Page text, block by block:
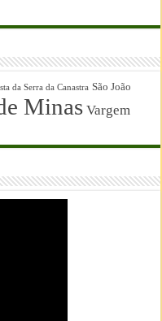
da Serra da Canastra São João
Minas Vargem